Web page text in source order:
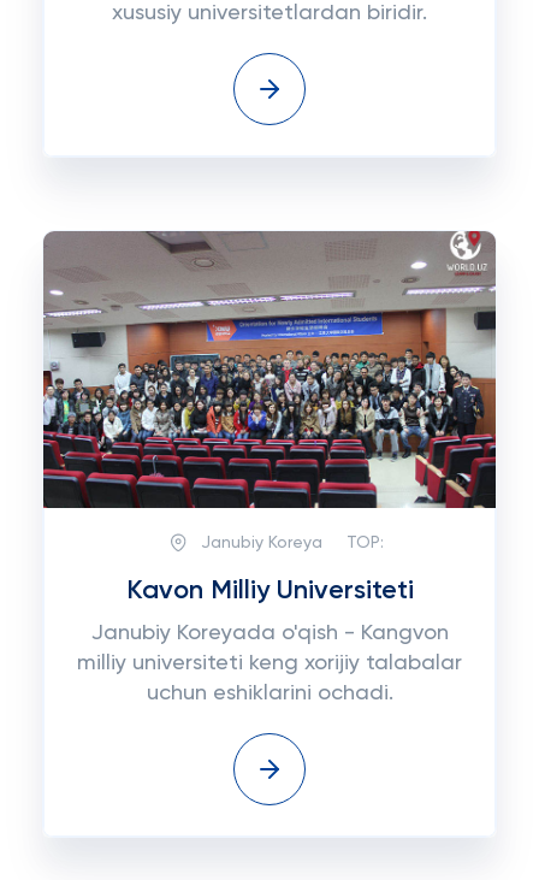
xususiy universitetlardan biridir.
Janubiy Koreya TOP:
Kavon Milliy Universiteti
Janubiy Koreyada o'qish - Kangvon
milliy universiteti keng xorijiy talabalar
uchun eshiklarini ochadi.